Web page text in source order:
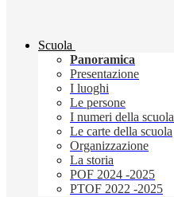
Scuola
Panoramica
Presentazione
I luoghi
Le persone
I numeri della scuola
Le carte della scuola
Organizzazione
La storia
POF 2024 -2025
PTOF 2022 -2025